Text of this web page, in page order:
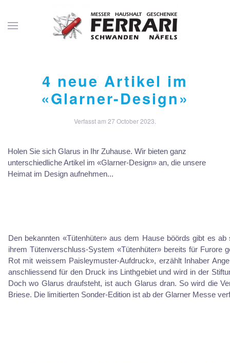
4 neue Artikel im
«Glarner-Design»
Verfasst am 27 October 2023
Holen Sie sich Glarus in Ihr Zuhause. Wir bieten ganz
unterschiedliche Artikel im «Glarner-Design» an, die unsere
Heimat im Design aufnehmen...
Den bekannten «Tütenhüter» aus dem Hause böörds gibt es
ihrem Tütenverschluss-System «Tütenhüter» bereits für Furore
Rot mit weissem Paisleymuster-Aufdruck», erzählt Inhaber
anschliessend für den Druck ins Linthgebiet und wird in der
Doch wo Glarus draufsteht, ist auch Glarus dran. So wird die
Briese. Die limitierten Sonder-Edition ist ab der Glarner Messe